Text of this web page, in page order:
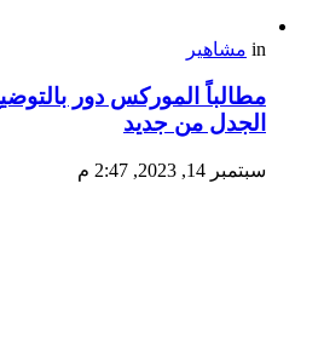
in مشاهير
مطالباً الموركس دور
الجدل من جديد
سبتمبر 14, 2023, 2:47 م